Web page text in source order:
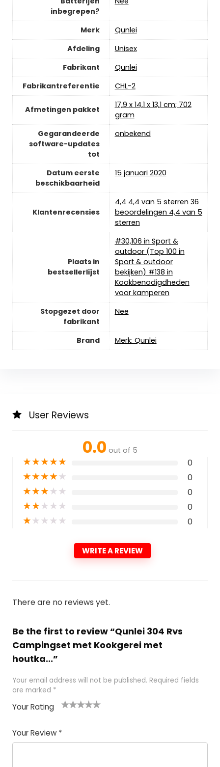
inbegrepen?
Merk
‎Qunlei
Afdeling
‎Unisex
Fabrikant
‎Qunlei
Fabrikantreferentie
‎CHL-2
Afmetingen pakket
‎17,9 x 14,1 x 13,1 cm; 702
gram
Gegarandeerde
software-updates
tot
‎onbekend
Datum eerste
beschikbaarheid
15 januari 2020
Klantenrecensies
4,4 4,4 van 5 sterren 36
beoordelingen 4,4 van 5
sterren
Plaats in
bestsellerlijst
#30,106 in Sport &
outdoor (Top 100 in
Sport & outdoor
bekijken) #138 in
Kookbenodigdheden
voor kamperen
Stopgezet door
fabrikant
‎Nee
Brand Merk: Qunlei
User Reviews
0.0 out of 5
★★★★★ 0
★★★★★ 0
★★★★★ 0
★★★★★ 0
★★★★★ 0
WRITE A REVIEW
There are no reviews yet.
Be the first to review “Qunlei 304 Rvs
Campingset met Kookgerei met
houtka...”
Your email address will not be published. Required fields
are marked *
Your Rating
of
5
5
star
stars
stars
stars
Your Review *